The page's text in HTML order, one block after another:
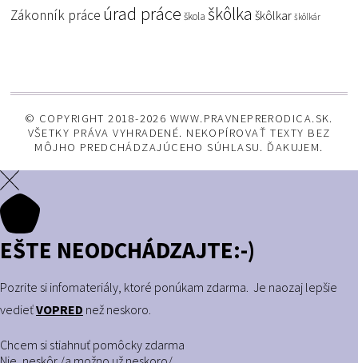
Zákonník práce úrad práce škola škôlka škôlkar škôlkár
© COPYRIGHT 2018-2026 WWW.PRAVNEPRERODICA.SK.
VŠETKY PRÁVA VYHRADENÉ. NEKOPÍROVAŤ TEXTY BEZ
MÔJHO PREDCHÁDZAJÚCEHO SÚHLASU. ĎAKUJEM.
EŠTE NEODCHÁDZAJTE:-)
Pozrite si infomateriály, ktoré ponúkam zdarma. Je naozaj lepšie
vedieťVOPRED než neskoro.
Chcem si stiahnuť pomôcky zdarma